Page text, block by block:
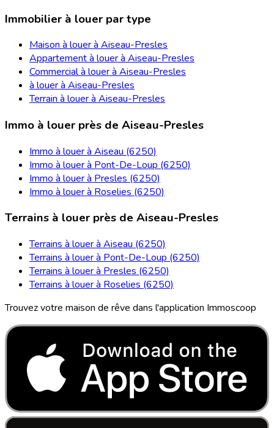
Immobilier à louer par type
Maison à louer à Aiseau-Presles
Appartement à louer à Aiseau-Presles
Commercial à louer à Aiseau-Presles
à louer à Aiseau-Presles
Terrain à louer à Aiseau-Presles
Immo à louer près de Aiseau-Presles
Immo à louer à Aiseau (6250)
Immo à louer à Pont-De-Loup (6250)
Immo à louer à Presles (6250)
Immo à louer à Roselies (6250)
Terrains à louer près de Aiseau-Presles
Terrains à louer à Aiseau (6250)
Terrains à louer à Pont-De-Loup (6250)
Terrains à louer à Presles (6250)
Terrains à louer à Roselies (6250)
Trouvez votre maison de rêve dans l'application Immoscoop